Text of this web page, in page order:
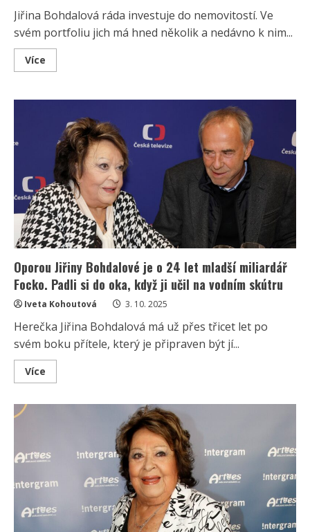
Jiřina Bohdalová ráda investuje do nemovitostí. Ve
svém portfoliu jich má hned několik a nedávno k nim...
Více
more
Bohdalová
udělala
radost
další
nemovitostí.
Investovala
do
nové
garsonky
v
luxusní
čtvrti
Oporou Jiřiny Bohdalové je o 24 let mladší miliardář
Focko. Padli si do oka, když ji učil na vodním skútru
Iveta Kohoutová 3. 10. 2025
Herečka Jiřina Bohdalová má už přes třicet let po
svém boku přítele, který je připraven být jí...
Více
more
let
miliardář
Focko.
si
do